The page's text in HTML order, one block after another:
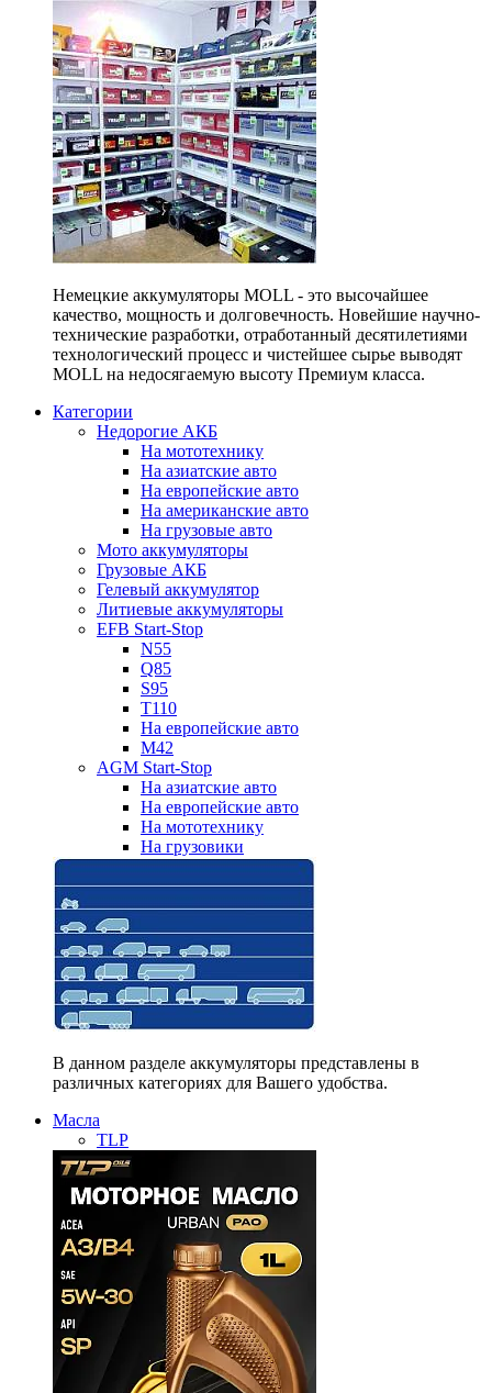
Немецкие аккумуляторы MOLL - это высочайшее
качество, мощность и долговечность. Новейшие научно-
технические разработки, отработанный десятилетиями
технологический процесс и чистейшее сырье выводят
MOLL на недосягаемую высоту Премиум класса.
Категории
Недорогие АКБ
На мототехнику
На азиатские авто
На европейские авто
На американские авто
На грузовые авто
Мото аккумуляторы
Грузовые АКБ
Гелевый аккумулятор
Литиевые аккумуляторы
EFB Start-Stop
N55
Q85
S95
T110
На европейские авто
M42
AGM Start-Stop
На азиатские авто
На европейские авто
На мототехнику
На грузовики
В данном разделе аккумуляторы представлены в
различных категориях для Вашего удобства.
Масла
TLP